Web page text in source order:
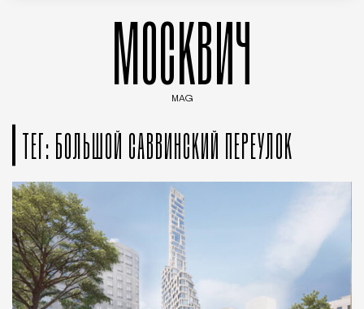
МОСКВИЧ
MAG
ТЕГ: БОЛЬШОЙ САВВИНСКИЙ ПЕРЕУЛОК